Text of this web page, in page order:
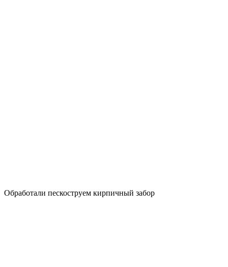
Обработали пескоструем кирпичный забор